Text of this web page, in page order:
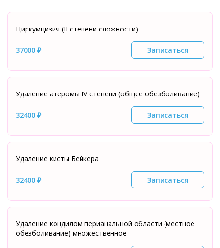
Циркумцизия (II степени сложности)
37000 ₽ Записаться
Удаление атеромы IV степени (общее обезболивание)
32400 ₽ Записаться
Удаление кисты Бейкера
32400 ₽ Записаться
Удаление кондилом перианальной области (местное
обезболивание) множественное